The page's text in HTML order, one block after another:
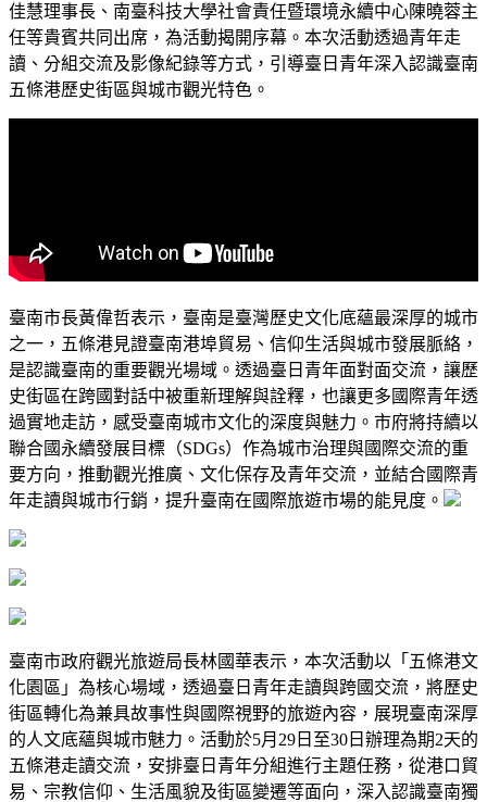
佳慧理事長、南臺科技大學社會責任暨環境永續中心陳曉蓉主
任等貴賓共同出席，為活動揭開序幕。本次活動透過青年走
讀、分組交流及影像紀錄等方式，引導臺日青年深入認識臺南
五條港歷史街區與城市觀光特色。
臺南市長黃偉哲表示，臺南是臺灣歷史文化底蘊最深厚的城市
之一，五條港見證臺南港埠貿易、信仰生活與城市發展脈絡，
是認識臺南的重要觀光場域。透過臺日青年面對面交流，讓歷
史街區在跨國對話中被重新理解與詮釋，也讓更多國際青年透
過實地走訪，感受臺南城市文化的深度與魅力。市府將持續以
聯合國永續發展目標（SDGs）作為城市治理與國際交流的重
要方向，推動觀光推廣、文化保存及青年交流，並結合國際青
年走讀與城市行銷，提升臺南在國際旅遊市場的能見度。
臺南市政府觀光旅遊局長林國華表示，本次活動以「五條港文
化園區」為核心場域，透過臺日青年走讀與跨國交流，將歷史
街區轉化為兼具故事性與國際視野的旅遊內容，展現臺南深厚
的人文底蘊與城市魅力。活動於5月29日至30日辦理為期2天的
五條港走讀交流，安排臺日青年分組進行主題任務，從港口貿
易、宗教信仰、生活風貌及街區變遷等面向，深入認識臺南獨